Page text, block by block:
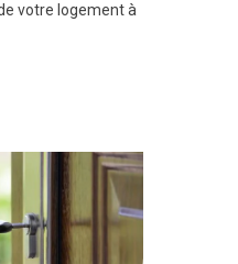
votre logement à